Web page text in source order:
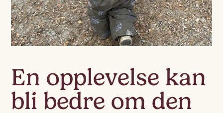
En opplevelse kan
bli bedre om den